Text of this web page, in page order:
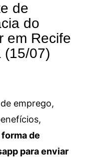
de
do
em Recife
(15/07)
emprego,
forma de
para enviar